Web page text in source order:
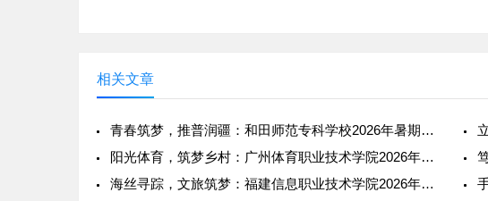
相关文章
青春筑梦，推普润疆：和田师范专科学校2026年暑期社会实践纪
阳光体育，筑梦乡村：广州体育职业技术学院2026年暑期社会实
海丝寻踪，文旅筑梦：福建信息职业技术学院2026年暑期社会实